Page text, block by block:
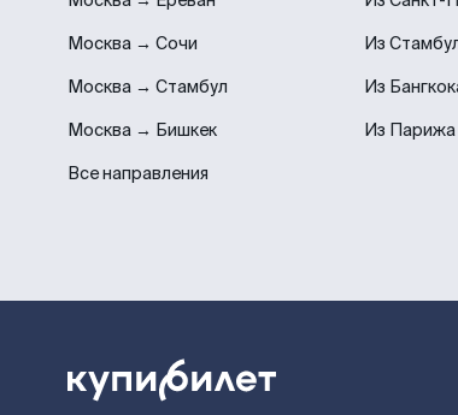
Москва → Сочи
Москва → Стамбул
Москва → Бишкек
Все направления
Из
Из
Из Парижа